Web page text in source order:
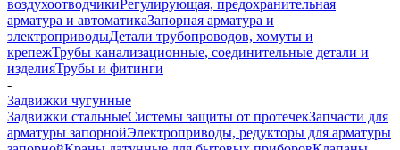
воздухоотводчикиРегулирующая, предохранительная
арматура и автоматикаЗапорная арматура и
электроприводыДетали трубопроводов, хомуты и
крепежТрубы канализационные, соединительные детали и
изделияТрубы и фитинги
-
Задвижки чугунные
Задвижки стальныеСистемы защиты от протечекЗапчасти для
арматуры запорнойЭлектроприводы, редукторы для арматуры